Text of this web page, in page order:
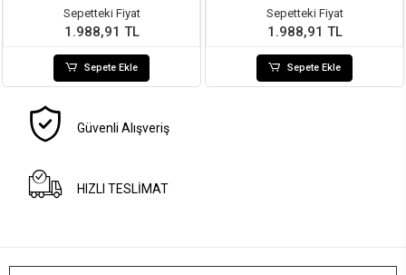
Sepetteki Fiyat
1.988,91 TL
Sepete Ekle
Sepetteki Fiyat
1.988,91 TL
Sepete Ekle
Güvenli Alışveriş
HIZLI TESLİMAT